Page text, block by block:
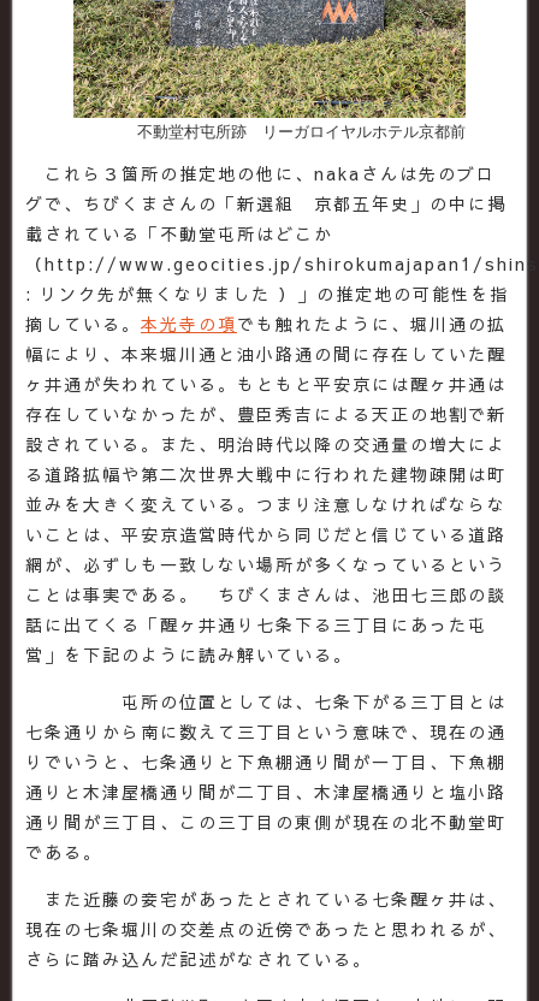
不動堂村屯所跡 リーガロイヤルホテル京都前
これら３箇所の推定地の他に、nakaさんは先のブロ
グで、ちびくまさんの「新選組 京都五年史」の中に掲
載されている「不動堂屯所はどこか
（http://www.geocities.jp/shirokumajapan1/
: リンク先が無くなりました ）」の推定地の可能性を指
摘している。 本光寺の項でも触れたように、堀川通の拡
幅により、本来堀川通と油小路通の間に存在していた醒
ヶ井通が失われている。もともと平安京には醒ヶ井通は
存在していなかったが、豊臣秀吉による天正の地割で新
設されている。また、明治時代以降の交通量の増大によ
る道路拡幅や第二次世界大戦中に行われた建物疎開は町
並みを大きく変えている。つまり注意しなければならな
いことは、平安京造営時代から同じだと信じている道路
網が、必ずしも一致しない場所が多くなっているという
ことは事実である。 ちびくまさんは、池田七三郎の談
話に出てくる「醒ヶ井通り七条下る三丁目にあった屯
営」を下記のように読み解いている。
屯所の位置としては、七条下がる三丁目とは
七条通りから南に数えて三丁目という意味で、現在の通
りでいうと、七条通りと下魚棚通り間が一丁目、下魚棚
通りと木津屋橋通り間が二丁目、木津屋橋通りと塩小路
通り間が三丁目、この三丁目の東側が現在の北不動堂町
である。
また近藤の妾宅があったとされている七条醒ヶ井は、
現在の七条堀川の交差点の近傍であったと思われるが、
さらに踏み込んだ記述がなされている。